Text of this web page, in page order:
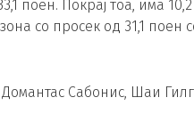
поен. Покрај тоа, има
со просек од 31,1 поен
Домантас Сабонис, Шаи